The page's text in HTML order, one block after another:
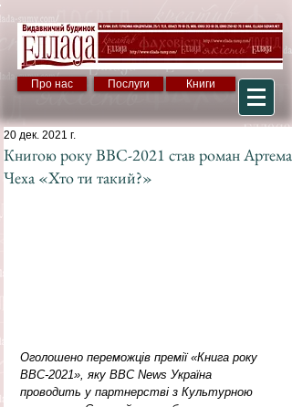
Про нас Послуги Книги
Книгою року ВВС-2021 став роман Артема
Чеха «Хто ти такий?»
20 дек. 2021 г.
Оголошено переможців премії «Книга року
BBC-2021», яку BBC News Україна
проводить у партнерстві з Культурною